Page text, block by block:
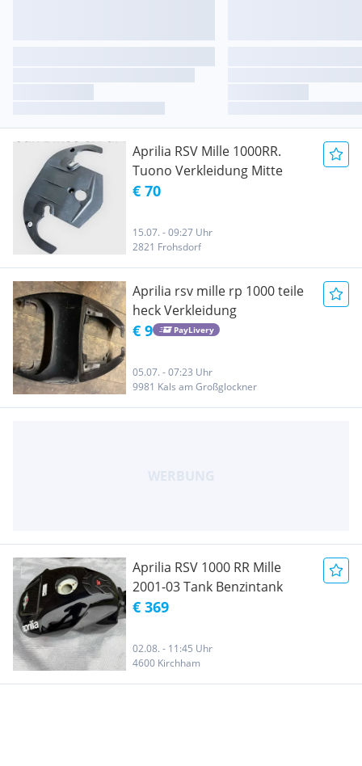
Aprilia RSV Mille 1000RR.
Tuono Verkleidung Mitte
€ 70
15.07. - 09:27 Uhr
2821 Frohsdorf
Aprilia rsv mille rp 1000 teile
heck Verkleidung
€ 9 PayLivery
05.07. - 07:23 Uhr
9981 Kals am Großglockner
Aprilia RSV 1000 RR Mille
2001-03 Tank Benzintank
€ 369
02.08. - 11:45 Uhr
4600 Kirchham